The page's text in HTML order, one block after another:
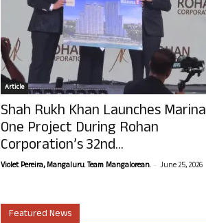
Article
Shah Rukh Khan Launches Marina
One Project During Rohan
Corporation’s 32nd...
Violet Pereira, Mangaluru. Team Mangalorean. - June 25, 2026
Featured News